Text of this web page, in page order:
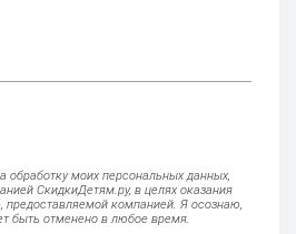
моих персональных данных,
СкидкиДетям.ру, в целях оказания
предоставляемой компанией. Я осознаю,
быть отменено в любое время.